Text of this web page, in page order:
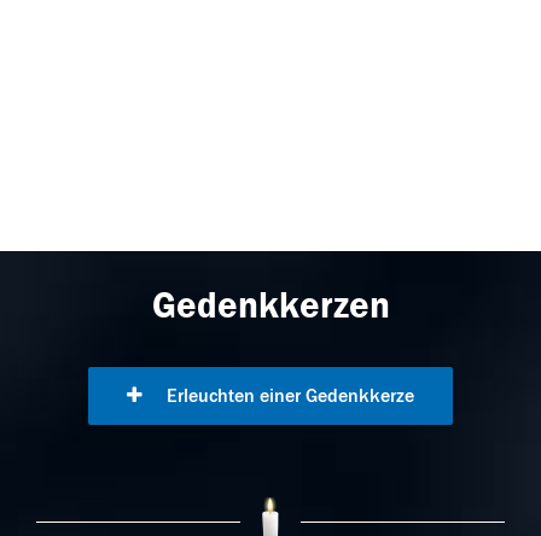
Gedenkkerzen
Erleuchten einer Gedenkkerze